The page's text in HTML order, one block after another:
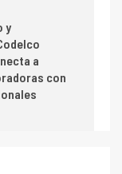
de
de
en
y
a
con